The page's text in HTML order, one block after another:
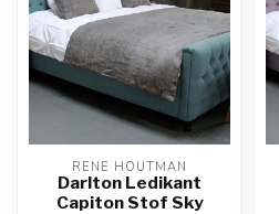
RENE HOUTMAN
Darlton Ledikant
Capiton Stof Sky